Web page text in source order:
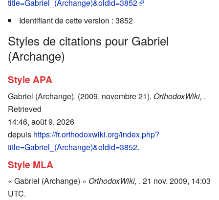
title=Gabriel_(Archange)&oldid=3852
Identifiant de cette version : 3852
Styles de citations pour Gabriel
(Archange)
Style APA
Gabriel (Archange). (2009, novembre 21). OrthodoxWiki, .
Retrieved
14:46, août 9, 2026
depuis https://fr.orthodoxwiki.org/index.php?
title=Gabriel_(Archange)&oldid=3852.
Style MLA
« Gabriel (Archange) » OrthodoxWiki, . 21 nov. 2009, 14:03
UTC.